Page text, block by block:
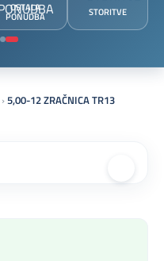
OSTALA
PONUDBA STORITVE
›5,00-12 ZRAČNICA TR13